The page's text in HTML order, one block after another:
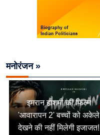
मनोरंजन »
इमरान हाशमी की फिल्म
'आवारापन 2' बच्चों को अकेले
देखने की नहीं मिलेगी इजाजत!